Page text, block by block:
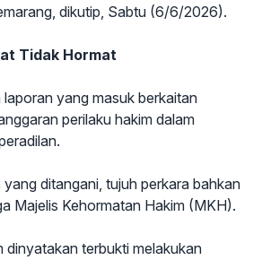
dikutip, Sabtu (6/6/2026).
Tidak Hormat
yang masuk berkaitan
perilaku hakim dalam
yang ditangani, tujuh perkara bahkan
Majelis Kehormatan Hakim (MKH).
dinyatakan terbukti melakukan